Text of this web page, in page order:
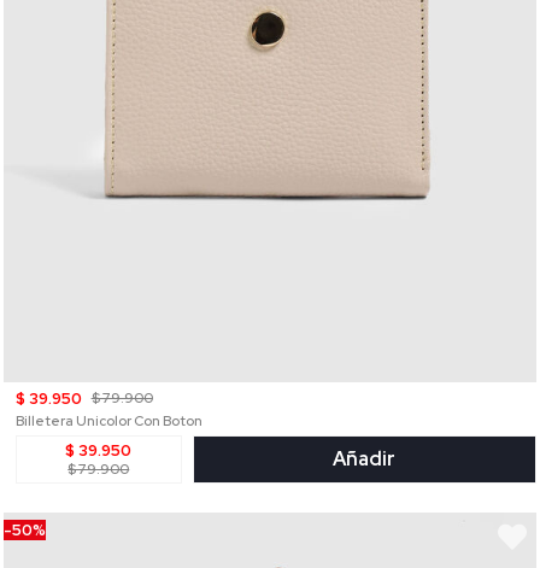
$ 39.950 $ 79.900
Billetera Unicolor Con Boton
$ 39.950
$ 79.900 Añadir
-50%